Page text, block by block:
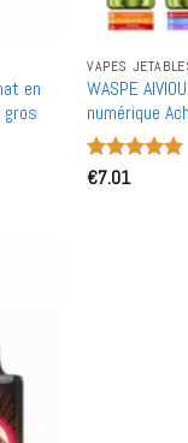
en
gros
VAPES
WASPE
numérique
rechargeables
Note
€7.01